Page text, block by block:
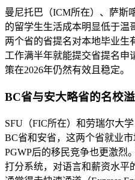
曼尼托巴（ICM所在）、萨斯
的留学生生活成本明显低于温
两个省的省提名对本地毕业生
工作满半年就能提交省提名
策在2026年仍然有效且稳定。
BC省与安大略省的名校
SFU（FIC所在）和劳瑞尔大
BC省和安省，这两个省就业
PGWP后的移民竞争也更激烈
打分系统，对语言和薪资水平